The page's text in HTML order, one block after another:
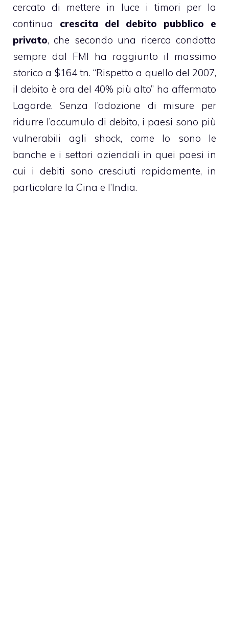
cercato di mettere in luce i timori per la
continua crescita del debito pubblico e
privato, che secondo una ricerca condotta
sempre dal FMI ha raggiunto il massimo
storico a $164 tn. “Rispetto a quello del 2007,
il debito è ora del 40% più alto” ha affermato
Lagarde. Senza l’adozione di misure per
ridurre l’accumulo di debito, i paesi sono più
vulnerabili agli shock, come lo sono le
banche e i settori aziendali in quei paesi in
cui i debiti sono cresciuti rapidamente, in
particolare la Cina e l’India.